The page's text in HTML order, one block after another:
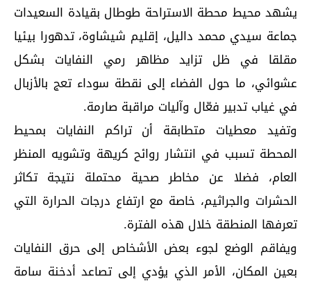
يشهد محيط محطة الاستراحة طوطال بقيادة السعيدات
جماعة سيدي محمد داليل، إقليم شيشاوة، تدهورا بيئيا
مقلقا في ظل تزايد مظاهر رمي النفايات بشكل
عشوائي، ما حول الفضاء إلى نقطة سوداء تعج بالأزبال
في غياب تدبير فعّال وآليات مراقبة صارمة.
وتفيد معطيات متطابقة أن تراكم النفايات بمحيط
المحطة تسبب في انتشار روائح كريهة وتشويه المنظر
العام، فضلا عن مخاطر صحية محتملة نتيجة تكاثر
الحشرات والجراثيم، خاصة مع ارتفاع درجات الحرارة التي
تعرفها المنطقة خلال هذه الفترة.
ويفاقم الوضع لجوء بعض الأشخاص إلى حرق النفايات
بعين المكان، الأمر الذي يؤدي إلى تصاعد أدخنة سامة